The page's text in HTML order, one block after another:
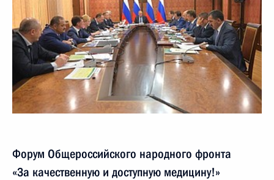
Форум Общероссийского народного фронта
«За качественную и доступную медицину!»